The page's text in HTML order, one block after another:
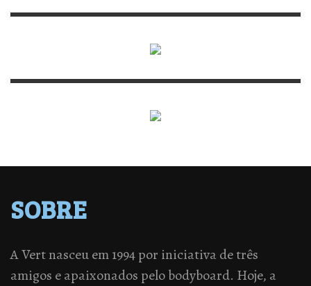
SOBRE
A Vert nasceu em 1994 por iniciativa de três
amigos e apaixonados pelo bodyboard. Hoje, a